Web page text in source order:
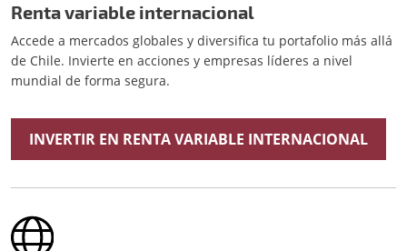
Renta variable internacional
Accede a mercados globales y diversifica tu portafolio más allá
de Chile. Invierte en acciones y empresas líderes a nivel
mundial de forma segura.
INVERTIR EN RENTA VARIABLE INTERNACIONAL